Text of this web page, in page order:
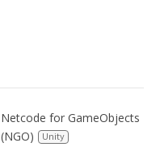
Netcode for GameObjects
(NGO)
Unity